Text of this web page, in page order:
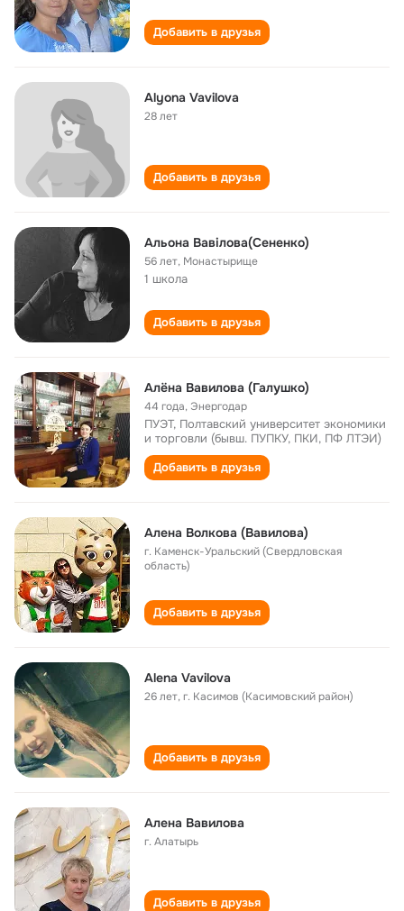
Добавить в друзья
Alyona Vavilova
28 лет
Добавить в друзья
Альона Вавілова(Сененко)
56 лет, Монастырище
1 школа
Добавить в друзья
Алёна Вавилова (Галушко)
44 года, Энергодар
ПУЭТ, Полтавский университет экономики
и торговли (бывш. ПУПКУ, ПКИ, ПФ ЛТЭИ)
Добавить в друзья
Алена Волкова (Вавилова)
г. Каменск-Уральский (Свердловская
область)
Добавить в друзья
Alena Vavilova
26 лет,г. Касимов (Касимовский район)
Добавить в друзья
Алена Вавилова
г. Алатырь
Добавить в друзья